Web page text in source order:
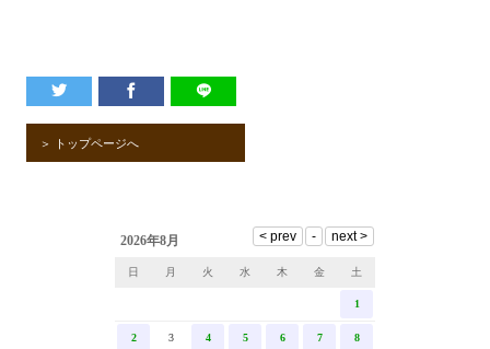
＞ トップページへ
2026年8月
日 月 火 水 木 金 土
1
2 3 4 5 6 7 8